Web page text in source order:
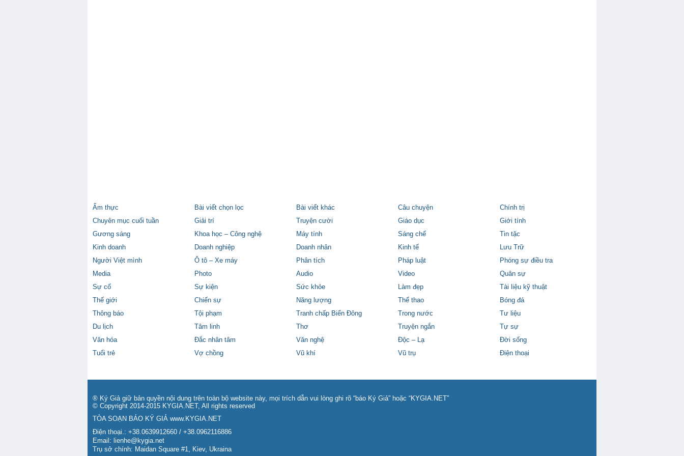
Ẩm thực Bài viết chọn lọc Bài viết khác Câu chuyện
Chính trị
Chuyên mục cuối tuần
Giải trí Truyện cười Giáo dục
Giới tính
Gương sáng
Khoa học – Công nghệ Máy tính Sáng chế
Tin tặc
Kinh doanh
Doanh nghiệp Doanh nhân Kinh tế
Lưu Trữ
Người Việt mình
Ô tô – Xe máy Phân tích Pháp luật
Phóng sự điều tra
Media
Photo Audio Video
Quân sự
Sự cố
Sự kiện Sức khỏe Làm đẹp
Tài liệu kỹ thuật
Thế giới
Chiến sự Năng lượng Thể thao
Bóng đá
Thông báo
Tội phạm Tranh chấp Biển Đông Trong nước
Tư liệu
Du lịch
Tâm linh Thơ Truyện ngắn
Tự sự
Văn hóa
Đắc nhân tâm Văn nghệ Độc – Lạ
Đời sống
Tuổi trẻ
Vợ chồng Vũ khí Vũ trụ Điện thoại
® Ký Giả giữ bản quyền nội dung trên toàn bộ website này, mọi trích dẫn vui lòng ghi rõ “báo Ký Giả” hoặc “KYGIA.NET”
© Copyright 2014-2015 KYGIA.NET, All rights reserved
TÒA SOẠN BÁO KÝ GIẢ www.KYGIA.NET
Điện thoại.: +38.0639912660 / +38.0962116886
Email: lienhe@kygia.net
Trụ sở chính: Maidan Square #1, Kiev, Ukraina